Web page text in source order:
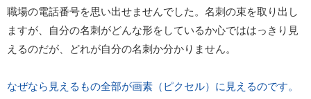
職場の電話番号を思い出せませんでした。名刺の束を取り出し
ますが、自分の名刺がどんな形をしているか心でははっきり見
えるのだが、どれが自分の名刺か分かりません。
なぜなら見えるもの全部が画素（ピクセル）に見えるのです。